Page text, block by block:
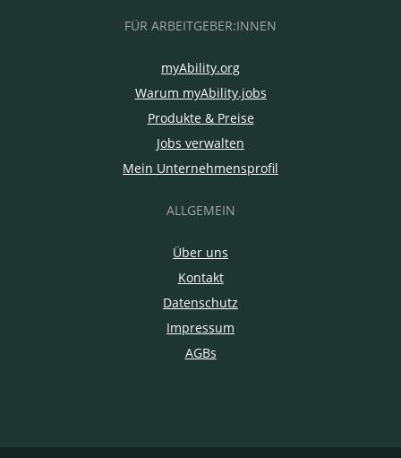
FÜR ARBEITGEBER:INNEN
myAbility.org
Warum myAbility.jobs
Produkte & Preise
Jobs verwalten
Mein Unternehmensprofil
ALLGEMEIN
Über uns
Kontakt
Datenschutz
Impressum
AGBs